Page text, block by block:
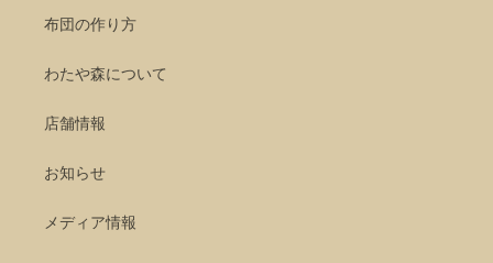
布団の作り方
わたや森について
店舗情報
お知らせ
メディア情報